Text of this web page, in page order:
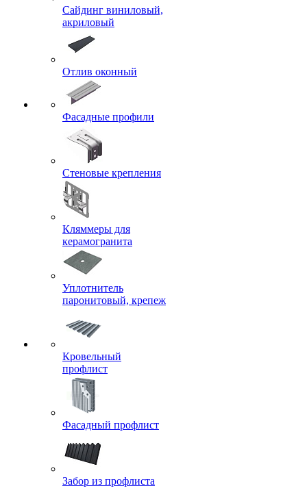
Сайдинг виниловый,
акриловый
Отлив оконный
Фасадные профили
Стеновые крепления
Кляммеры для
керамогранита
Уплотнитель
паронитовый, крепеж
Кровельный
профлист
Фасадный профлист
Забор из профлиста